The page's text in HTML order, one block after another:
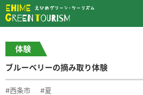
MOVIE
CONTACT
▶︎日本語
体験
ブルーベリーの摘み取り体験
#西条市 #夏